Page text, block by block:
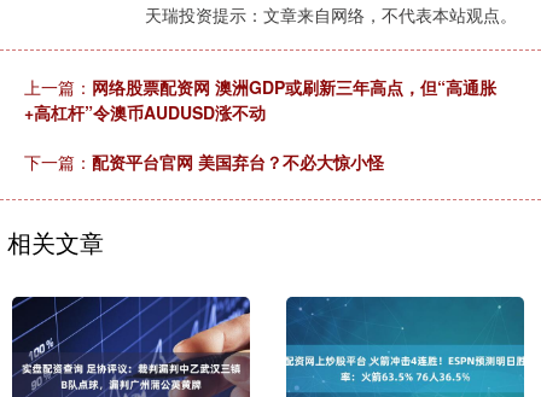
天瑞投资提示：文章来自网络，不代表本站观点。
上一篇： 网络股票配资网 澳洲GDP或刷新三年高点，但“高通胀
+高杠杆”令澳币AUDUSD涨不动
下一篇： 配资平台官网 美国弃台？不必大惊小怪
相关文章